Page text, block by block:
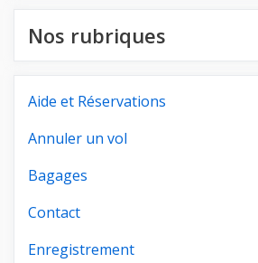
Nos rubriques
Aide et Réservations
Annuler un vol
Bagages
Contact
Enregistrement